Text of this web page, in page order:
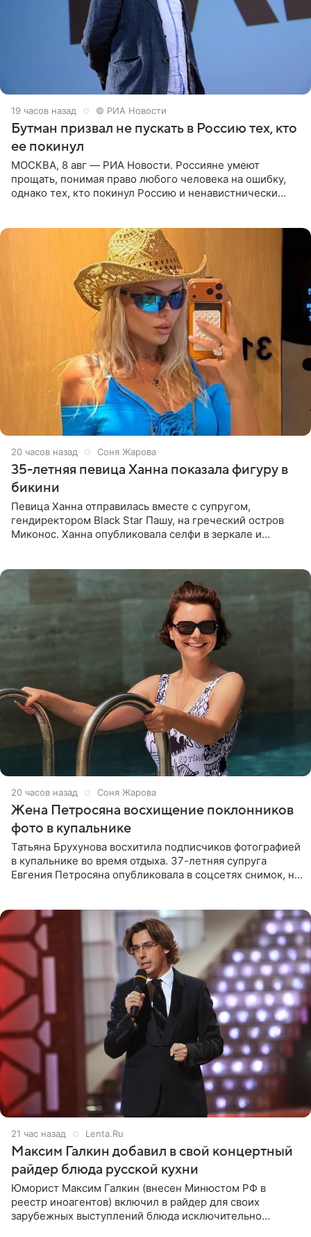
19 часов назад © РИА Новости
Бутман призвал не пускать в Россию тех, кто
ее покинул
МОСКВА, 8 авг — РИА Новости. Россияне умеют
прощать, понимая право любого человека на ошибку,
однако тех, кто покинул Россию и ненавистнически
20 часов назад Соня Жарова
35-летняя певица Ханна показала фигуру в
бикини
Певица Ханна отправилась вместе с супругом,
гендиректором Black Star Пашу, на греческий остров
Миконос. Ханна опубликовала селфи в зеркале и
20 часов назад Соня Жарова
Жена Петросяна восхищение поклонников
фото в купальнике
Татьяна Брухунова восхитила подписчиков фотографией
в купальнике во время отдыха. 37-летняя супруга
Евгения Петросяна опубликовала в соцсетях снимок, на
21 час назад Lenta.Ru
Максим Галкин добавил в свой концертный
райдер блюда русской кухни
Юморист Максим Галкин (внесен Минюстом РФ в
реестр иноагентов) включил в райдер для своих
зарубежных выступлений блюда исключительно